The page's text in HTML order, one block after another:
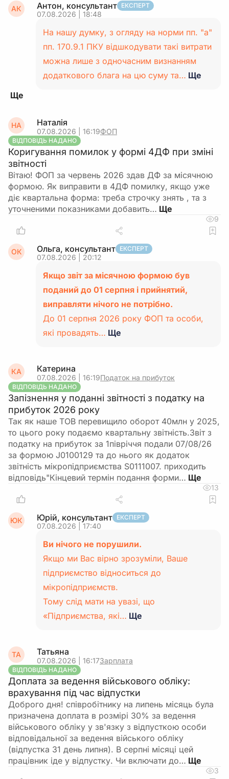
АК Антон, консультант ЕКСПЕРТ
07.08.2026 | 18:48
На нашу думку, з огляду на норми пп. "а"
пп. 170.9.1 ПКУ відшкодувати такі витрати
можна лише з одночасним визнанням
додаткового блага на цю суму та… Ще
НА Наталія
07.08.2026 | 16:19ФОП
ВІДПОВІДЬ НАДАНО
Коригування помилок у формі 4ДФ при зміні
звітності
Вітаю! ФОП за червень 2026 здав ДФ за місячною
формою. Як виправити в 4ДФ помилку, якщо уже
діє квартальна форма: треба строчку знять , та з
уточненими показниками добавить…
9
ОК Ольга, консультант ЕКСПЕРТ
07.08.2026 | 20:12
Якщо звіт за місячною формою був
поданий до 01 серпня і прийнятий,
виправляти нічого не потрібно.
До 01 серпня 2026 року ФОП та особи,
які провадять… Ще
КА Катерина
07.08.2026 | 16:19Податок на прибуток
ВІДПОВІДЬ НАДАНО
Запізнення у поданні звітності з податку на
прибуток 2026 року
Так як наше ТОВ перевищило оборот 40млн у 2025,
то цього року подаємо квартальну звітність.Звіт з
податку на прибуток за 1півріччя подали 07/08/26
за формою J0100129 та до нього як додаток
звітність мікропідприємства S0111007. приходить
відповідь"Кінцевий термін подання форми…
13
ЮК Юрій, консультант ЕКСПЕРТ
07.08.2026 | 17:40
Ви нічого не порушили.
Якщо ми Вас вірно зрозуміли, Ваше
підприємство відноситься до
мікропідприємств.
Тому слід мати на увазі, що
«Підприємства, які… Ще
ТА Татьяна
07.08.2026 | 16:17Зарплата
ВІДПОВІДЬ НАДАНО
Доплата за ведення військового обліку:
врахування під час відпустки
Доброго дня! співробітнику на липень місяць була
призначена доплата в розмірі 30% за ведення
військового обліку у зв'язку з відпусткою особи
відповідальної за ведення війського обліку
(відпустка 31 день липня). В серпні місяці цей
працівник іде у відпустку. Чи включати до…
3